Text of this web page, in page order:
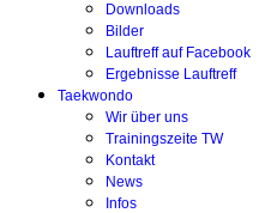
Downloads
Bilder
Lauftreff auf Facebook
Ergebnisse Lauftreff
Taekwondo
Wir über uns
Trainingszeite TW
Kontakt
News
Infos